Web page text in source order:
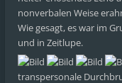
nonverbalen Weise
Wie gesagt, es war im
und in Zeitlupe.
transpersonale